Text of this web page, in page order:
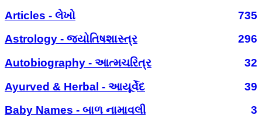
Articles - લેખો
735
Astrology - જ્યોતિષશાસ્ત્ર
296
Autobiography - આત્મચરિત્ર
32
Ayurved & Herbal - આયૂર્વેદ
39
Baby Names - બાળ નામાવલી
3